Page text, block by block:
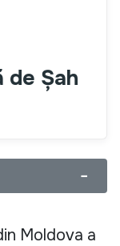
de Șah
−
Moldova a